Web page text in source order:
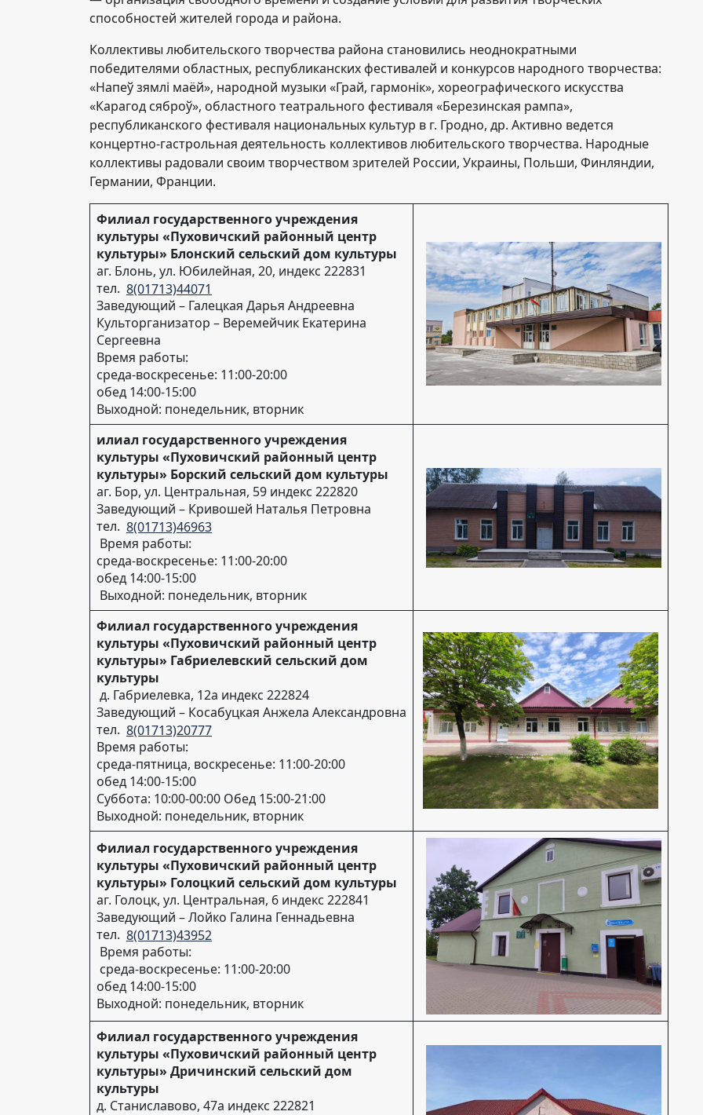
способностей жителей города и района.
Коллективы любительского творчества района становились неоднократными
победителями областных, республиканских фестивалей и конкурсов народного творчества:
«Напеў зямлі маёй», народной музыки «Грай, гармонік», хореографического искусства
«Карагод сяброў», областного театрального фестиваля «Березинская рампа»,
республиканского фестиваля национальных культур в г. Гродно, др. Активно ведется
концертно-гастрольная деятельность коллективов любительского творчества. Народные
коллективы радовали своим творчеством зрителей России, Украины, Польши, Финляндии,
Германии, Франции.
Филиал государственного учреждения
культуры «Пуховичский районный центр
культуры» Блонский сельский дом культуры
аг. Блонь, ул. Юбилейная, 20, индекс 222831
тел. 8(01713)44071
Заведующий – Галецкая Дарья Андреевна
Культорганизатор – Веремейчик Екатерина
Сергеевна
Время работы:
среда-воскресенье: 11:00-20:00
обед 14:00-15:00
Выходной: понедельник, вторник
илиал государственного учреждения
культуры «Пуховичский районный центр
культуры» Борский сельский дом культуры
аг. Бор, ул. Центральная, 59 индекс 222820
Заведующий – Кривошей Наталья Петровна
тел. 8(01713)46963
Время работы:
среда-воскресенье: 11:00-20:00
обед 14:00-15:00
Выходной: понедельник, вторник
Филиал государственного учреждения
культуры «Пуховичский районный центр
культуры» Габриелевский сельский дом
культуры
д. Габриелевка, 12а индекс 222824
Заведующий – Косабуцкая Анжела Александровна
тел. 8(01713)20777
Время работы:
среда-пятница, воскресенье: 11:00-20:00
обед 14:00-15:00
Суббота: 10:00-00:00 Обед 15:00-21:00
Выходной: понедельник, вторник
Филиал государственного учреждения
культуры «Пуховичский районный центр
культуры» Голоцкий сельский дом культуры
аг. Голоцк, ул. Центральная, 6 индекс 222841
Заведующий – Лойко Галина Геннадьевна
тел. 8(01713)43952
Время работы:
среда-воскресенье: 11:00-20:00
обед 14:00-15:00
Выходной: понедельник, вторник
Филиал государственного учреждения
культуры «Пуховичский районный центр
культуры» Дричинский сельский дом
культуры
д. Станиславово, 47а индекс 222821